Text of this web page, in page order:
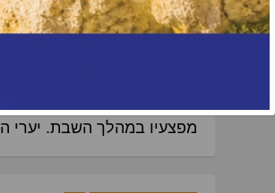
הגדלה
לוחם ביחידת גבעתי. גמלא
מפצעיו במהלך השבת. יערי